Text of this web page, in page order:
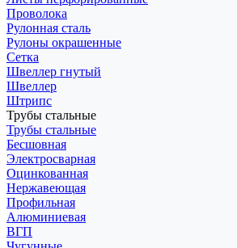
Проволока
Рулонная сталь
Рулоны окрашенные
Сетка
Швеллер гнутый
Швеллер
Штрипс
Трубы стальные
Трубы стальные
Бесшовная
Электросварная
Оцинкованная
Нержавеющая
Профильная
Алюминиевая
ВГП